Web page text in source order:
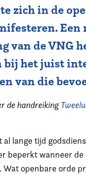
zich in de
Een
van de VNG
bij het juist
van die
de handreiking
al lange tijd
beperkt wanneer de
Wat openbare orde